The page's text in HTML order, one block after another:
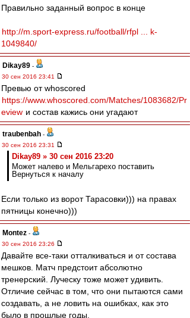
Правильно заданный вопрос в конце
http://m.sport-express.ru/football/rfpl ... k-
1049840/
Dikay89 -
30 сен 2016 23:41
Превью от whoscored
https://www.whoscored.com/Matches/1083682/Pr
eview и состав кажись они угадают
traubenbah -
30 сен 2016 23:31
Dikay89 » 30 сен 2016 23:20
Может налево и Мельгарехо поставить
Вернуться к началу
Если только из ворот Тарасовки))) на правах
пятницы конечно)))
Montez -
30 сен 2016 23:26
Давайте все-таки отталкиваться и от состава
мешков. Матч предстоит абсолютно
тренерский. Луческу тоже может удивить.
Отличие сейчас в том, что они пытаются сами
создавать, а не ловить на ошибках, как это
было в прошлые годы.